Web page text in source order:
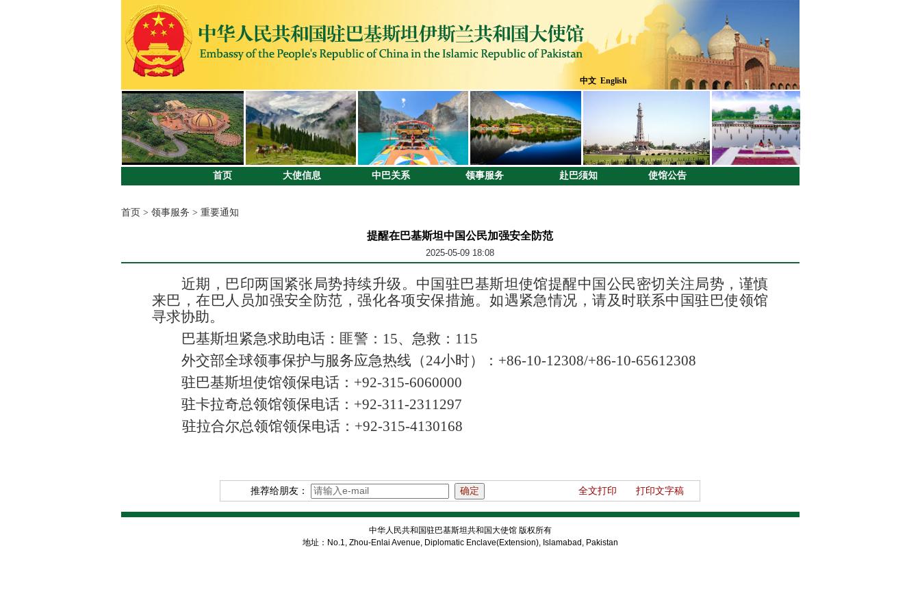
中文 English
首页 大使信息 中巴关系 领事服务 赴巴须知 使馆公告
首页 > 领事服务 > 重要通知
提醒在巴基斯坦中国公民加强安全防范
2025-05-09 18:08
近期， 巴印两国紧张局势持续升级。中国驻巴基斯坦使馆提醒中国公民密切关注局势，谨慎
来巴，在巴人员加强安全防范，强化各项安保措施。如遇紧急情况，请及时联系中国驻巴使领馆
寻求协助。
巴基斯坦紧急求助电话：匪警： 15、急救：115
外交部全球领事保护与服务应急热线（24小时）：+86-10-12308/+86-10-65612308
驻巴基斯坦使馆领保电话： +92-315-6060000
驻卡拉奇总领馆领保电话： +92-311-2311297
驻拉合尔总领馆领保电话： +92-315-4130168
推荐给朋友： 全文打印 打印文字稿
中华人民共和国驻巴基斯坦共和国大使馆 版权所有
地址：No.1, Zhou-Enlai Avenue, Diplomatic Enclave(Extension), Islamabad, Pakistan